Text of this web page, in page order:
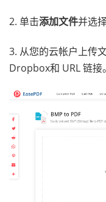
2. 单击添加文件并选
3. 从您的云帐户上传
Dropbox和 URL 链接。